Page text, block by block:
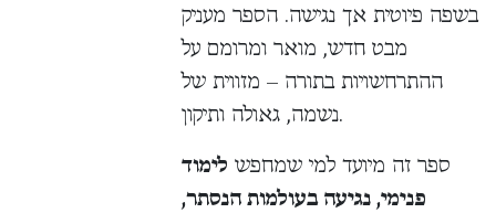
בשפה פיוטית אך נגישה. הספר מעניק
מבט חדש, מואר ומרומם על
ההתרחשויות בתורה – מזווית של
נשמה, גאולה ותיקון.
ספר זה מיועד למי שמחפש לימוד
פנימי, נגיעה בעולמות הנסתר,